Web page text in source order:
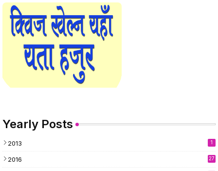
Yearly Posts
2013 1
2016 27